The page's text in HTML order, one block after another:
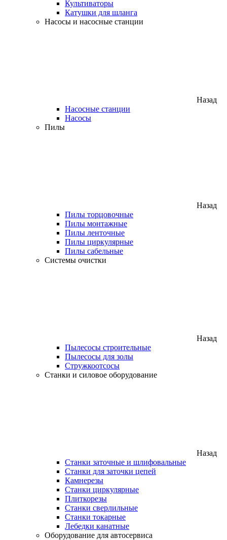
Культиваторы
Катушки для шланга
Насосы и насосные станции
Назад
Насосные станции
Насосы
Пилы
Назад
Пилы торцовочные
Пилы монтажные
Пилы ленточные
Пилы циркулярные
Пилы сабельные
Системы очистки
Назад
Пылесосы строительные
Пылесосы для золы
Стружкоотсосы
Станки и силовое оборудование
Назад
Станки заточные и шлифовальные
Станки для заточки цепей
Камнерезы
Станки циркулярные
Плиткорезы
Станки сверлильные
Станки токарные
Лебедки канатные
Оборудование для автосервиса